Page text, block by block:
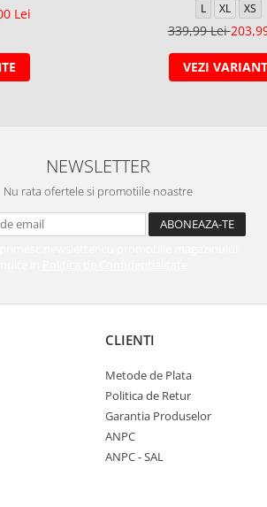
Lei L XL XS
339,99 Lei
VEZI
NEWSLETTER
Nu rata ofertele si promotiile noastre
newsletter cu promotiile magazinului.
CLIENTI
Metode de Plata
Politica de Retur
Garantia Produselor
ANPC
ANPC - SAL